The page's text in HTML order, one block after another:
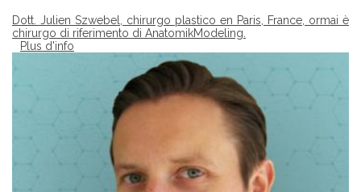
Dott. Julien Szwebel, chirurgo plastico en Paris, France, ormai è
chirurgo di riferimento di AnatomikModeling.
Plus d'info